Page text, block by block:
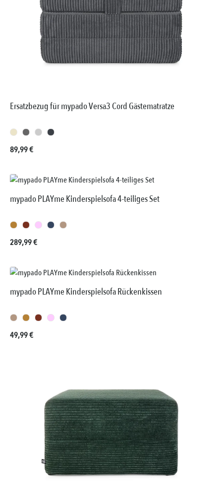
Ersatzbezug für mypado Versa3 Cord Gästematratze
Regulärer Preis:
89,99 €
mypado PLAYme Kinderspielsofa 4-teiliges Set
Regulärer Preis:
289,99 €
mypado PLAYme Kinderspielsofa Rückenkissen
Regulärer Preis:
49,99 €